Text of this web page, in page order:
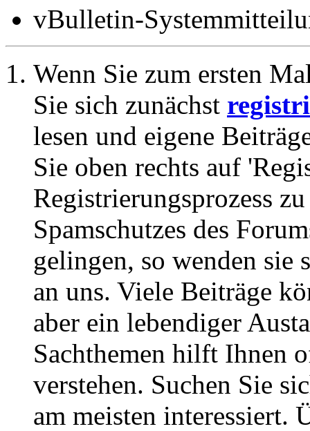
vBulletin-
Wenn Sie zum ersten
Sie sich zunächst
lesen und eigene
Sie oben rechts auf
Registrierungsprozess
Spamschutzes des
gelingen, so wenden sie
an uns. Viele Beiträge
aber ein lebendiger
Sachthemen hilft Ihnen
verstehen. Suchen Sie
am meisten interessiert.